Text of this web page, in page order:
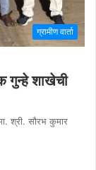
ग्रामीण वार्ता
गुन्हे शाखेची
श्री. सौरभ कुमार